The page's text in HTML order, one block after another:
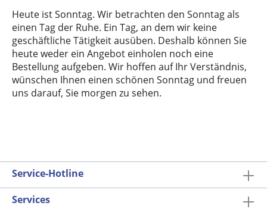
Heute ist Sonntag. Wir betrachten den Sonntag als
einen Tag der Ruhe. Ein Tag, an dem wir keine
geschäftliche Tätigkeit ausüben. Deshalb können Sie
heute weder ein Angebot einholen noch eine
Bestellung aufgeben. Wir hoffen auf Ihr Verständnis,
wünschen Ihnen einen schönen Sonntag und freuen
uns darauf, Sie morgen zu sehen.
Service-Hotline
Services